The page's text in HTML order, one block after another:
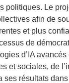
politiques. Le
afin de
et plus
de
d’IA
et sociales, de
ses résultats